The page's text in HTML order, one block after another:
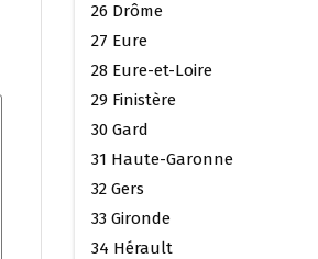
26 Drôme
27 Eure
28 Eure-et-Loire
29 Finistère
30 Gard
31 Haute-Garonne
32 Gers
33 Gironde
34 Hérault